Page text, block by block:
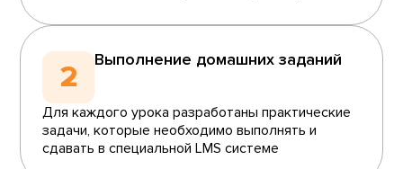
2 Выполнение домашних заданий
Для каждого урока разработаны практические
задачи, которые необходимо выполнять и
сдавать в специальной LMS системе